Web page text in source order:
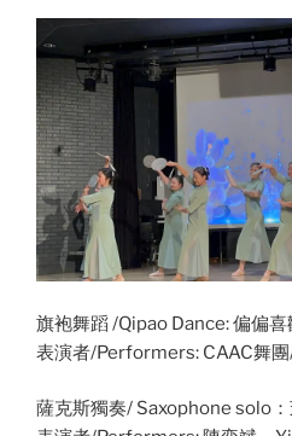
旗袍舞蹈 /Qipao Dance: 偏偏
表演者/Performers: CAAC舞
薩克斯獨奏/ Saxophone solo